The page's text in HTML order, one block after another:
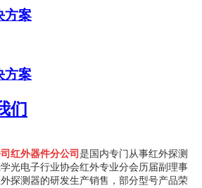
方案
方案
们
红外器件分公司 是国内专门从事红外探测
光电子行业协会红外专业分会历届副理事
探测器的研发生产销售，部分型号产品荣